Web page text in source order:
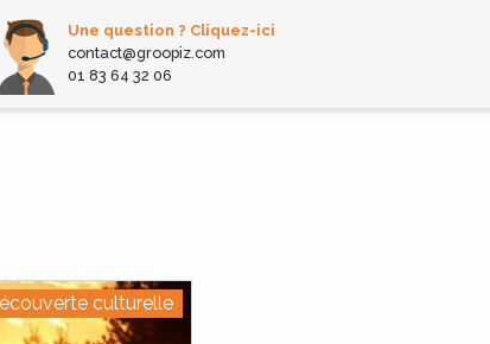
Une question ? Cliquez-ici
contact@groopiz.com
01 83 64 32 06
culturelle